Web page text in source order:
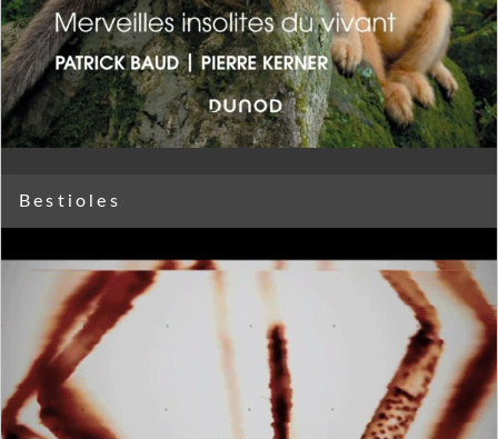
Bestioles